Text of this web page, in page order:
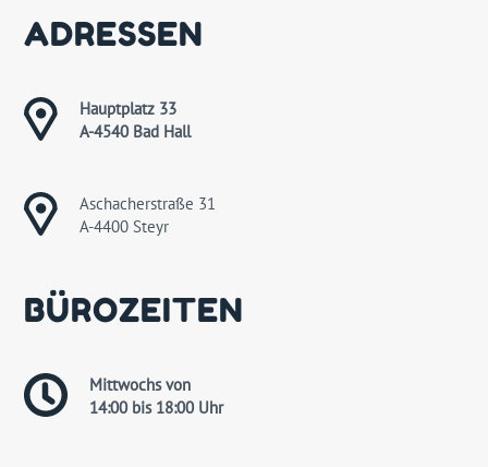
ADRESSEN
Hauptplatz 33
A-4540 Bad Hall
Aschacherstraße 31
A-4400 Steyr
BÜROZEITEN
Mittwochs von
14:00 bis 18:00 Uhr